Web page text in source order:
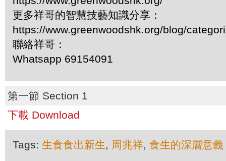
更多祥哥的智慧技藝知識分享：
https://www.greenwoodshk.org/blog/
聯絡祥哥：
Whatsapp 69154091
第一節 Section 1
下載 Download
Tags: 生食食出新生, 周兆祥, 食生的深層意義